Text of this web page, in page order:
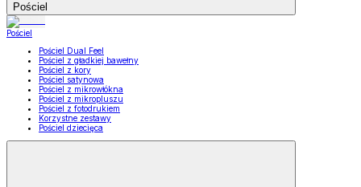
Pościel
Pościel
Pościel Dual Feel
Pościel z gładkiej bawełny
Pościel z kory
Pościel satynowa
Pościel z mikrowłókna
Pościel z mikropluszu
Pościel z fotodrukiem
Korzystne zestawy
Pościel dziecięca